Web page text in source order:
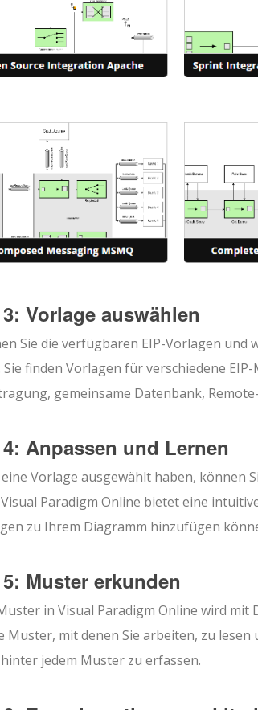
Vorlage auswählen
Sie die verfügbaren EIP-Vorlagen
finden Vorlagen für verschiedene
gemeinsame Datenbank,
Anpassen und Lernen
eine Vorlage ausgewählt haben,
Paradigm Online bietet eine
zu Ihrem Diagramm hinzufügen
Muster erkunden
in Visual Paradigm Online wird
Muster, mit denen Sie arbeiten, zu
jedem Muster zu erfassen.